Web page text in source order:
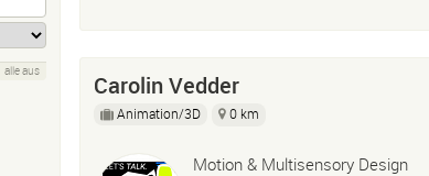
alle aus Carolin Vedder
Animation/3D 0 km
Motion & Multisensory Design